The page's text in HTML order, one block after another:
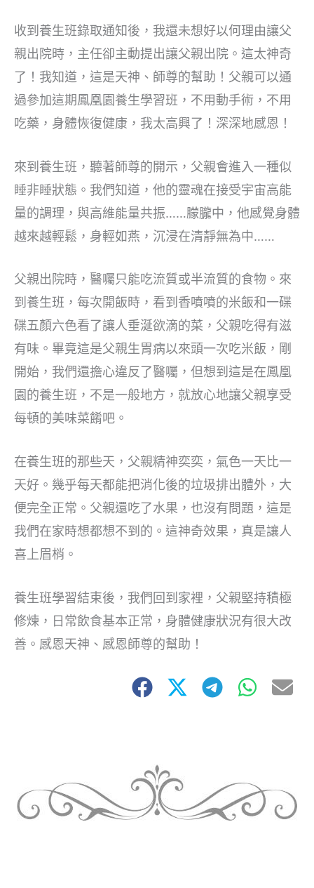
收到養生班錄取通知後，我還未想好以何理由讓父
親出院時，主任卻主動提出讓父親出院。這太神奇
了！我知道，這是天神、師尊的幫助！父親可以通
過參加這期鳳凰園養生學習班，不用動手術，不用
吃藥，身體恢復健康，我太高興了！深深地感恩！
來到養生班，聽著師尊的開示，父親會進入一種似
睡非睡狀態。我們知道，他的靈魂在接受宇宙高能
量的調理，與高維能量共振……朦朧中，他感覺身體
越來越輕鬆，身輕如燕，沉浸在清靜無為中……
父親出院時，醫囑只能吃流質或半流質的食物。來
到養生班，每次開飯時，看到香噴噴的米飯和一碟
碟五顏六色看了讓人垂涎欲滴的菜，父親吃得有滋
有味。畢竟這是父親生胃病以來頭一次吃米飯，剛
開始，我們還擔心違反了醫囑，但想到這是在鳳凰
園的養生班，不是一般地方，就放心地讓父親享受
每頓的美味菜餚吧。
在養生班的那些天，父親精神奕奕，氣色一天比一
天好。幾乎每天都能把消化後的垃圾排出體外，大
便完全正常。父親還吃了水果，也沒有問題，這是
我們在家時想都想不到的。這神奇效果，真是讓人
喜上眉梢。
養生班學習結束後，我們回到家裡，父親堅持積極
修煉，日常飲食基本正常，身體健康狀況有很大改
善。感恩天神、感恩師尊的幫助！